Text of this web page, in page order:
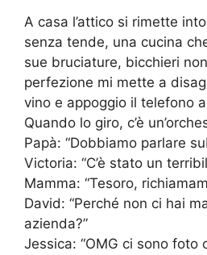
A casa l’attico si rimette
senza tende, una cucina
sue bruciature, bicchieri
perfezione mi mette a
vino e appoggio il telefono
Quando lo giro, c’è
Papà: “Dobbiamo parlare
Victoria: “C’è stato un
Mamma: “Tesoro,
David: “Perché non ci hai
azienda?”
Jessica: “OMG ci sono foto